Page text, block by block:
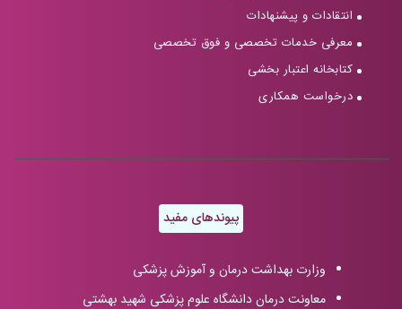
انتقادات و پیشنهادات
معرفی خدمات تخصصی و فوق تخصصی
کتابخانه اعتبار بخشی
درخواست همکاری
پیوندهای مفید
وزارت بهداشت درمان و آموزش پزشکی
معاونت درمان دانشگاه علوم پزشکی شهید بهشتی